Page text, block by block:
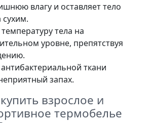
влагу и оставляет тело
сухим.
тела на
уровне, препятствуя
ткани
запах.
взрослое и
термобелье